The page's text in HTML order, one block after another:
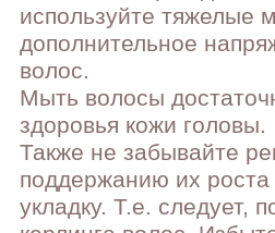
используйте тяжелые
дополнительное
волос.
Мыть волосы
здоровья кожи головы.
Также не забывайте
поддержанию их роста
укладку. Т.е. следует,